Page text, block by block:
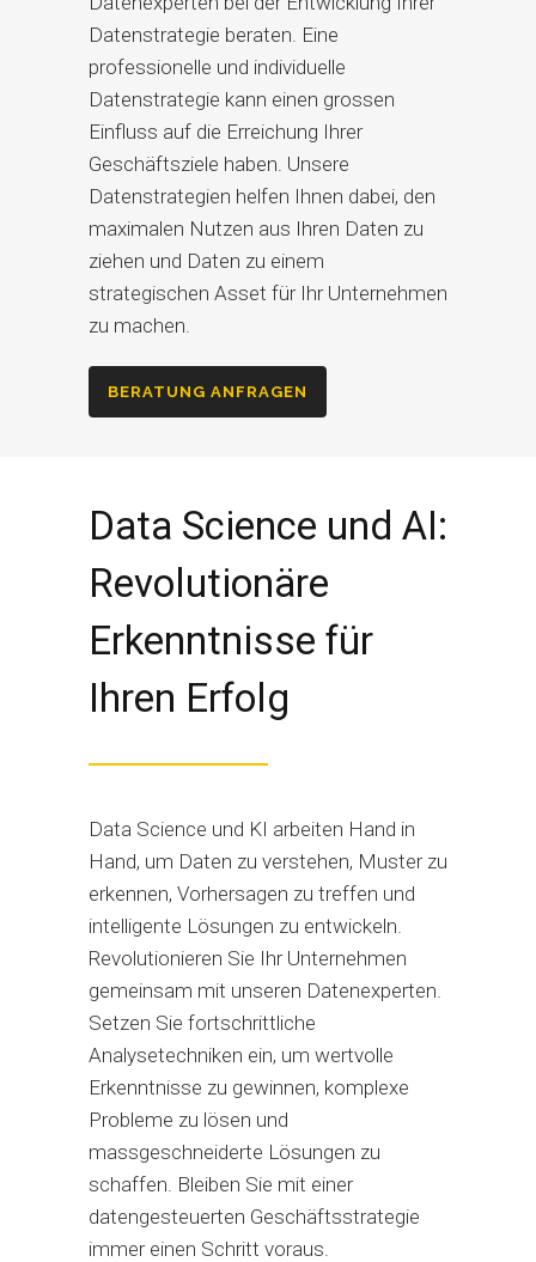
Datenstrategie beraten. Eine
professionelle und individuelle
Datenstrategie kann einen grossen
Einfluss auf die Erreichung Ihrer
Geschäftsziele haben. Unsere
Datenstrategien helfen Ihnen dabei, den
maximalen Nutzen aus Ihren Daten zu
ziehen und Daten zu einem
strategischen Asset für Ihr Unternehmen
zu machen.
BERATUNG ANFRAGEN
Data Science und AI:
Revolutionäre
Erkenntnisse für
Ihren Erfolg
Data Science und KI arbeiten Hand in
Hand, um Daten zu verstehen, Muster zu
erkennen, Vorhersagen zu treffen und
intelligente Lösungen zu entwickeln.
Revolutionieren Sie Ihr Unternehmen
gemeinsam mit unseren Datenexperten.
Setzen Sie fortschrittliche
Analysetechniken ein, um wertvolle
Erkenntnisse zu gewinnen, komplexe
Probleme zu lösen und
massgeschneiderte Lösungen zu
schaffen. Bleiben Sie mit einer
datengesteuerten Geschäftsstrategie
immer einen Schritt voraus.